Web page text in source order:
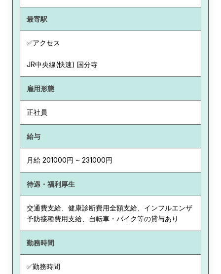
最寄駅
✅アクセス
JR中央線(快速) 国分寺
雇用形態
正社員
給与
月給 201000円 ~ 231000円
待遇・福利厚生
交通費支給、健康診断費用全額支給、インフルエンザ
予防接種費用支給、自転車・バイク等の貸与あり
勤務時間
✅勤務時間